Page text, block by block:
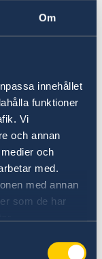
Om
innehållet
funktioner
Vi
och annan
och
med.
med annan
som de har